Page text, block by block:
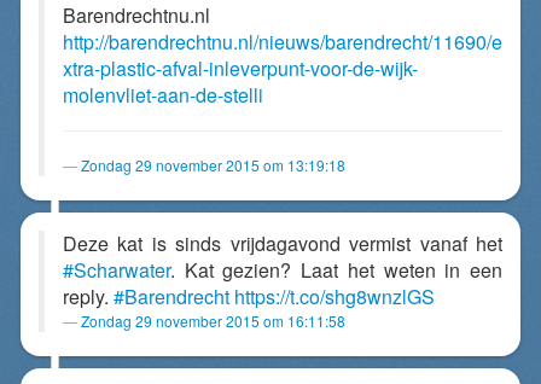
Barendrechtnu.nl
http://barendrechtnu.nl/nieuws/barendrecht/11690/e
xtra-plastic-afval-inleverpunt-voor-de-wijk-
molenvliet-aan-de-stelli
Zondag 29 november 2015 om 13:19:18
Deze kat is sinds vrijdagavond vermist vanaf het
#Scharwater. Kat gezien? Laat het weten in een
reply. #Barendrecht https://t.co/shg8wnzlGS
Zondag 29 november 2015 om 16:11:58